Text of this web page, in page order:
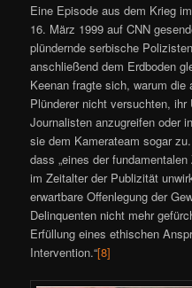
Eine Episode aus dem Krieg
16. März 1999 auf CNN
plündernde serbische
anschließend dem Erdboden
Keenan fragte sich, warum die
Plünderer nicht versuchten,
Journalisten anzugreifen oder
sie dem Kamerateam sogar
dass „eines der
im Zeitalter der Publizität
erwartbare Offenlegung der
Delinquenten nicht mehr
Erfüllung eines ethischen
Intervention.“[8]